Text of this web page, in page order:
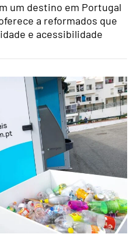
um destino em Portugal
a reformados que
e acessibilidade